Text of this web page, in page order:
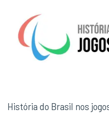
História do Brasil nos